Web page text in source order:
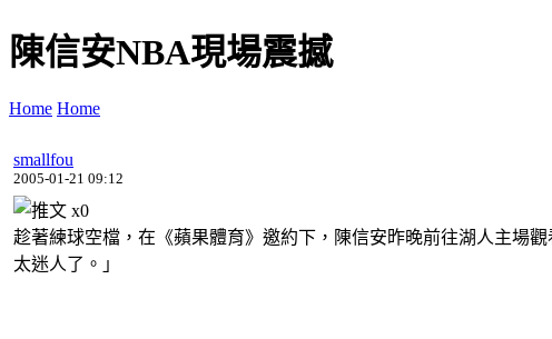
陳信安NBA現場震撼
Home Home
smallfou
2005-01-21 09:12
x0
趁著練球空檔，在《蘋果體育》邀約下，陳信安昨晚前往湖人主場
太迷人了。」